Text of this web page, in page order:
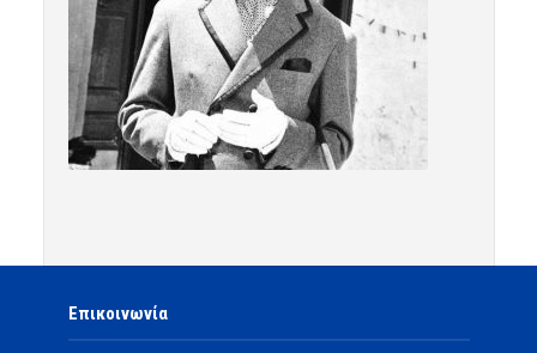
Επικοινωνία